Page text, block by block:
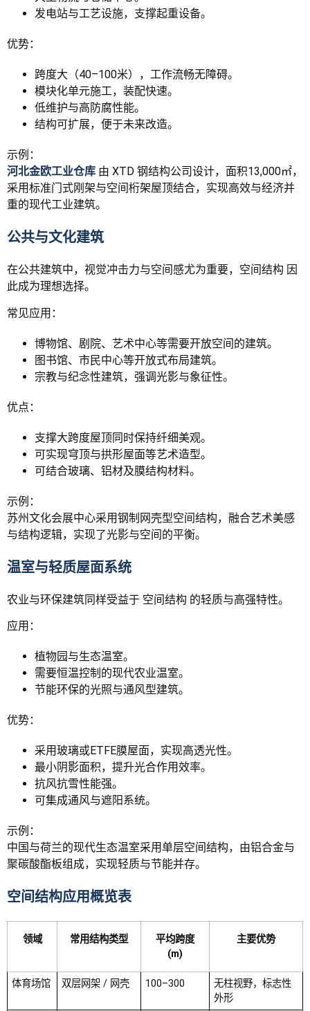
发电站与工艺设施，支撑起重设备。
优势：
跨度大（40–100米），工作流畅无障碍。
模块化单元施工，装配快速。
低维护与高防腐性能。
结构可扩展，便于未来改造。
示例：
河北金欧工业仓库 由 XTD 钢结构公司设计，面积13,000㎡，
采用标准门式刚架与空间桁架屋顶结合，实现高效与经济并
重的现代工业建筑。
公共与文化建筑
在公共建筑中，视觉冲击力与空间感尤为重要，空间结构 因
此成为理想选择。
常见应用：
博物馆、剧院、艺术中心等需要开放空间的建筑。
图书馆、市民中心等开放式布局建筑。
宗教与纪念性建筑，强调光影与象征性。
优点：
支撑大跨度屋顶同时保持纤细美观。
可实现穹顶与拱形屋面等艺术造型。
可结合玻璃、铝材及膜结构材料。
示例：
苏州文化会展中心采用钢制网壳型空间结构，融合艺术美感
与结构逻辑，实现了光影与空间的平衡。
温室与轻质屋面系统
农业与环保建筑同样受益于 空间结构 的轻质与高强特性。
应用：
植物园与生态温室。
需要恒温控制的现代农业温室。
节能环保的光照与通风型建筑。
优势：
采用玻璃或ETFE膜屋面，实现高透光性。
最小阴影面积，提升光合作用效率。
抗风抗雪性能强。
可集成通风与遮阳系统。
示例：
中国与荷兰的现代生态温室采用单层空间结构，由铝合金与
聚碳酸酯板组成，实现轻质与节能并存。
空间结构应用概览表
领域 常用结构类型
平均跨度
(m)
主要优势
体育场馆 双层网架 / 网壳 100–300
无柱视野，标志性
外形